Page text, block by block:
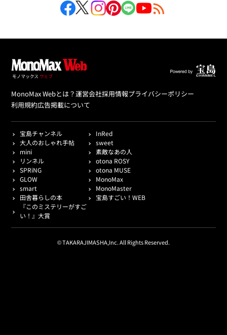
MonoMax Webとは？運営会社採用情報プライバシーポリシー
利用規約広告掲載について
宝島チャンネル
InRed
大人のおしゃれ手帖
sweet
mini
素敵なあの人
リンネル
otona ROSY
SPRiNG
otona MUSE
GLOW
MonoMax
smart
MonoMaster
田舎暮らしの本
宝島すごい！WEB
『このミステリーがすご
い！』大賞
© TAKARAJIMASHA,Inc. All Rights Reserved.